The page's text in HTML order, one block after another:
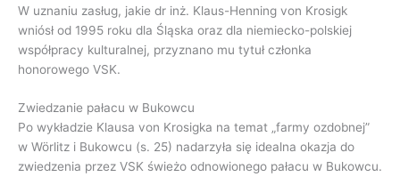
W uznaniu zasług, jakie dr inż. Klaus-Henning von Krosigk
wniósł od 1995 roku dla Śląska oraz dla niemiecko-polskiej
współpracy kulturalnej, przyznano mu tytuł członka
honorowego VSK.
Zwiedzanie pałacu w Bukowcu
Po wykładzie Klausa von Krosigka na temat „farmy ozdobnej”
w Wörlitz i Bukowcu (s. 25) nadarzyła się idealna okazja do
zwiedzenia przez VSK świeżo odnowionego pałacu w Bukowcu.